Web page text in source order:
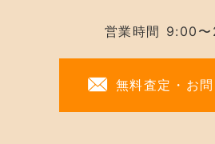
営業時間 9:00
無料査定・お